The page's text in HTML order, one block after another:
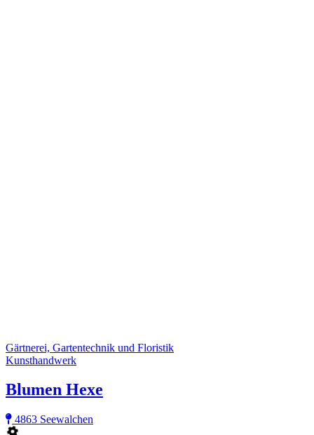
Gärtnerei, Gartentechnik und Floristik
Kunsthandwerk
Blumen Hexe
4863 Seewalchen